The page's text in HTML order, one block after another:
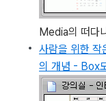
Media의 떠다
사람을 위한 작
의 개념 - Box